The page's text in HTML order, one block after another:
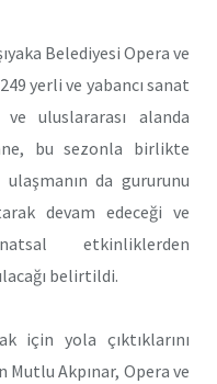
Belediyesi Opera ve
yerli ve yabancı sanat
uluslararası alanda
bu sezonla birlikte
da gururunu
devam edeceği ve
etkinliklerden
belirtildi.
için yola çıktıklarını
Mutlu Akpınar, Opera ve